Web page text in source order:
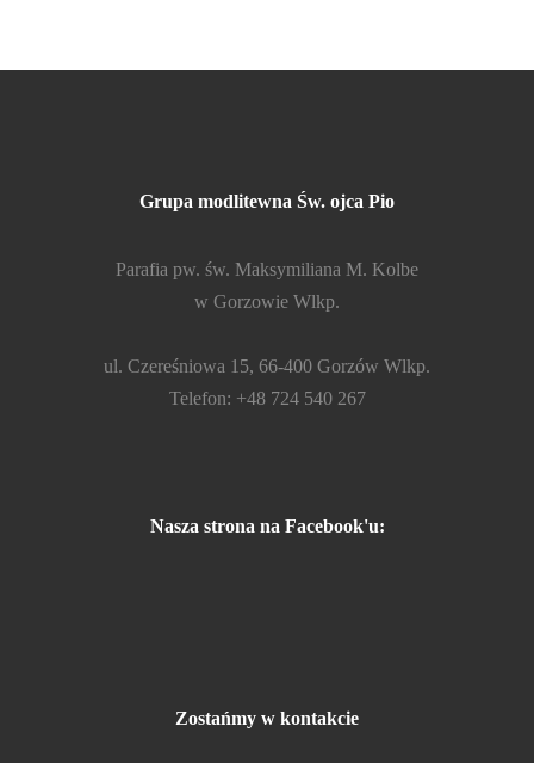
Grupa modlitewna Św. ojca Pio
Parafia pw. św. Maksymiliana M. Kolbe
w Gorzowie Wlkp.
ul. Czereśniowa 15, 66-400 Gorzów Wlkp.
Telefon: +48 724 540 267
Nasza strona na Facebook'u:
Zostańmy w kontakcie